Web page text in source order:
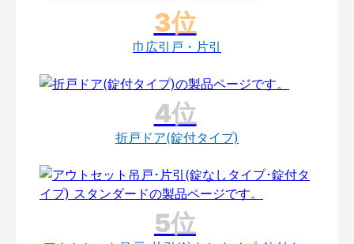
巾広引戸・片引
折戸ドア(錠付タイプ)